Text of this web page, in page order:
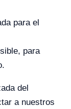
para el
para
del
a nuestros